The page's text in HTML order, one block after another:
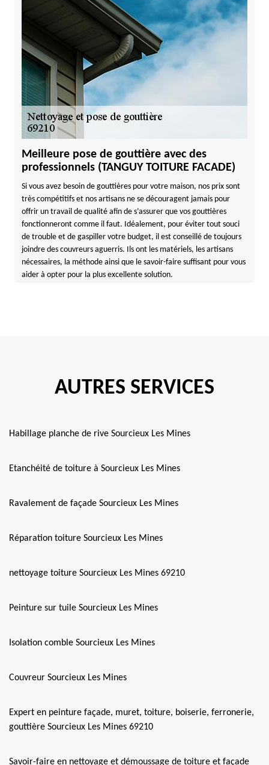
Meilleure pose de gouttière avec des
professionnels (TANGUY TOITURE FACADE)
Si vous avez besoin de gouttières pour votre maison, nos prix sont
très compétitifs et nos artisans ne se découragent jamais pour
offrir un travail de qualité afin de s’assurer que vos gouttières
fonctionneront comme il faut. Idéalement, pour éviter tout souci
de trouble et de gaspiller votre budget, il est conseillé de toujours
joindre des couvreurs aguerris. Ils ont les matériels, les artisans
nécessaires, la méthode ainsi que le savoir-faire suffisant pour vous
aider à opter pour la plus excellente solution.
AUTRES SERVICES
Habillage planche de rive Sourcieux Les Mines
Etanchéité de toiture à Sourcieux Les Mines
Ravalement de façade Sourcieux Les Mines
Réparation toiture Sourcieux Les Mines
nettoyage toiture Sourcieux Les Mines 69210
Peinture sur tuile Sourcieux Les Mines
Isolation comble Sourcieux Les Mines
Couvreur Sourcieux Les Mines
Expert en peinture façade, muret, toiture, boiserie, ferronerie,
gouttière Sourcieux Les Mines 69210
Savoir-faire en nettoyage et démoussage de toiture et façade